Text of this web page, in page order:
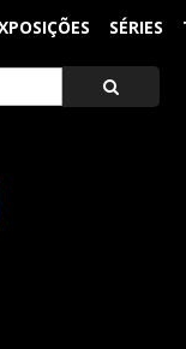
SÉRIES